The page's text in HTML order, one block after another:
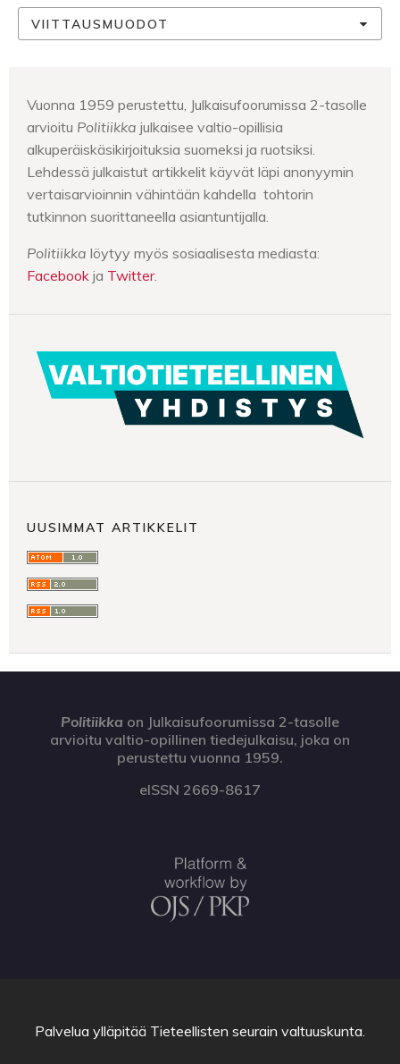
VIITTAUSMUODOT
Vuonna 1959 perustettu, Julkaisufoorumissa 2-tasolle
arvioitu Politiikka julkaisee valtio-opillisia
alkuperäiskäsikirjoituksia suomeksi ja ruotsiksi.
Lehdessä julkaistut artikkelit käyvät läpi anonyymin
vertaisarvioinnin vähintään kahdella tohtorin
tutkinnon suorittaneella asiantuntijalla.
Politiikka löytyy myös sosiaalisesta mediasta:
Facebook ja Twitter.
UUSIMMAT ARTIKKELIT
Politiikka on Julkaisufoorumissa 2-tasolle
arvioitu valtio-opillinen tiedejulkaisu, joka on
perustettu vuonna 1959.
eISSN 2669-8617
Palvelua ylläpitää Tieteellisten seurain valtuuskunta